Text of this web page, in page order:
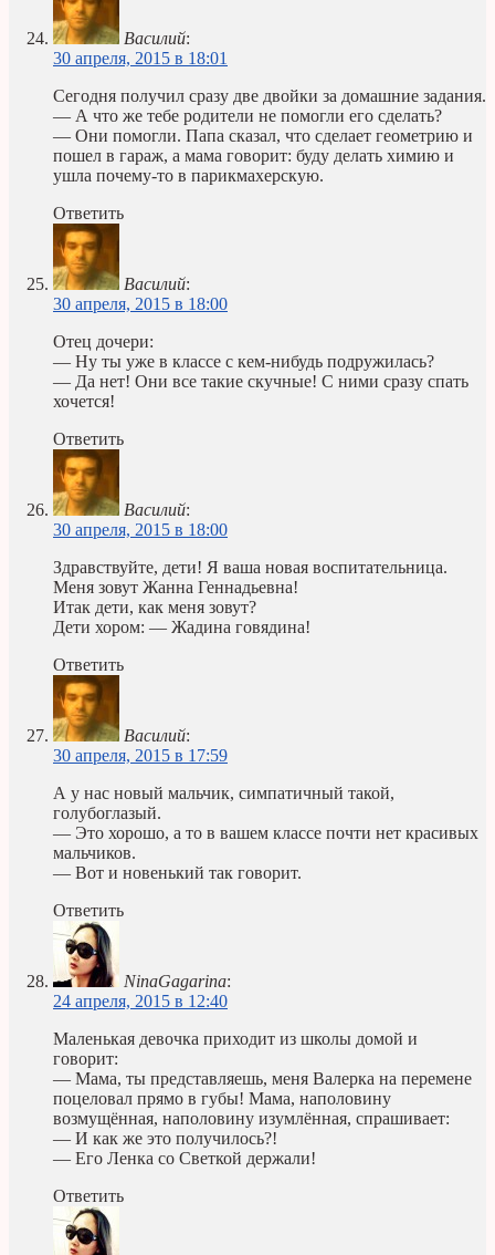
Василий:
30 апреля, 2015 в 18:01
Сегодня получил сразу две двойки за домашние задания.
— А что же тебе родители не помогли его сделать?
— Они помогли. Папа сказал, что сделает геометрию и
пошел в гараж, а мама говорит: буду делать химию и
ушла почему-то в парикмахерскую.
Ответить
Василий:
30 апреля, 2015 в 18:00
Отец дочери:
— Ну ты уже в классе с кем-нибудь подружилась?
— Да нет! Они все такие скучные! С ними сразу спать
хочется!
Ответить
Василий:
30 апреля, 2015 в 18:00
Здравствуйте, дети! Я ваша новая воспитательница.
Меня зовут Жанна Геннадьевна!
Итак дети, как меня зовут?
Дети хором: — Жадина говядина!
Ответить
Василий:
30 апреля, 2015 в 17:59
А у нас новый мальчик, симпатичный такой,
голубоглазый.
— Это хорошо, а то в вашем классе почти нет красивых
мальчиков.
— Вот и новенький так говорит.
Ответить
NinaGagarina:
24 апреля, 2015 в 12:40
Маленькая девочка приходит из школы домой и
говорит:
— Мама, ты представляешь, меня Валерка на перемене
поцеловал прямо в губы! Мама, наполовину
возмущённая, наполовину изумлённая, спрашивает:
— И как же это получилось?!
— Его Ленка со Светкой держали!
Ответить